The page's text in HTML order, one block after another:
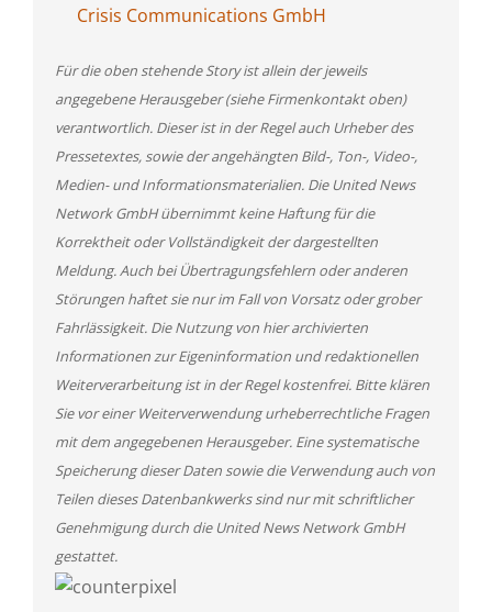
Crisis Communications GmbH
Für die oben stehende Story ist allein der jeweils
angegebene Herausgeber (siehe Firmenkontakt oben)
verantwortlich. Dieser ist in der Regel auch Urheber des
Pressetextes, sowie der angehängten Bild-, Ton-, Video-,
Medien- und Informationsmaterialien. Die United News
Network GmbH übernimmt keine Haftung für die
Korrektheit oder Vollständigkeit der dargestellten
Meldung. Auch bei Übertragungsfehlern oder anderen
Störungen haftet sie nur im Fall von Vorsatz oder grober
Fahrlässigkeit. Die Nutzung von hier archivierten
Informationen zur Eigeninformation und redaktionellen
Weiterverarbeitung ist in der Regel kostenfrei. Bitte klären
Sie vor einer Weiterverwendung urheberrechtliche Fragen
mit dem angegebenen Herausgeber. Eine systematische
Speicherung dieser Daten sowie die Verwendung auch von
Teilen dieses Datenbankwerks sind nur mit schriftlicher
Genehmigung durch die United News Network GmbH
gestattet.